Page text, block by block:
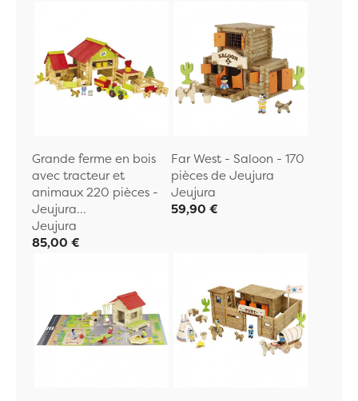
Grande ferme en bois
avec tracteur et
animaux 220 pièces -
Jeujura...
Jeujura
85,00 €
Far West - Saloon - 170
pièces de Jeujura
Jeujura
59,90 €